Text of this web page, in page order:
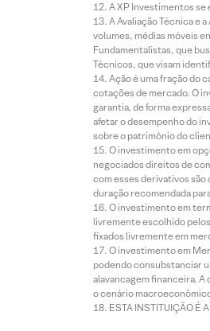
A XP Investimentos
A Avaliação Técnica e
volumes, médias móveis
Fundamentalistas, que
Técnicos, que visam
Ação é uma fração do
cotações de mercado. O
garantia, de forma
afetar o desempenho do
sobre o patrimônio do
O investimento em
negociados direitos de
com esses derivativos
duração recomendada
O investimento em
livremente escolhido
fixados livremente em
O investimento em
podendo consubstanciar
alavancagem financeira.
o cenário
ESTA INSTITUIÇÃO É